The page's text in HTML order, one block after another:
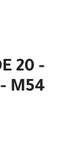
20 -
M54